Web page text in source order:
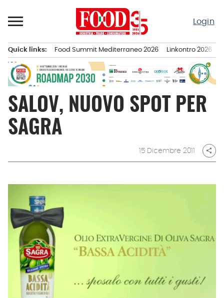
al
Login
principale
Quick links: Food Summit Mediterraneo 2026 Linkontro 2026
SALOV, NUOVO SPOT PER
SAGRA
15 Dicembre 2011 share